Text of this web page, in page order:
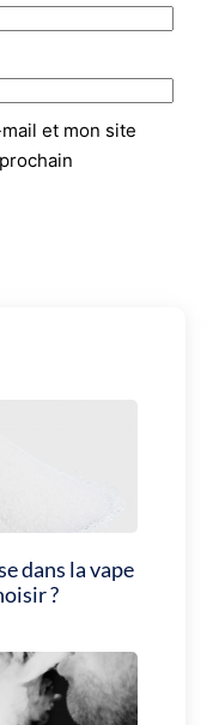
et mon site
dans la vape
?